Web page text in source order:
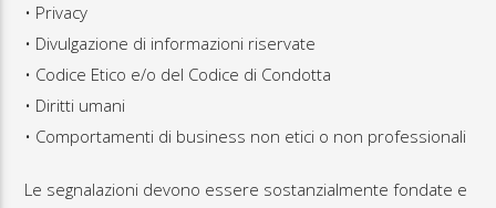
• Privacy
• Divulgazione di informazioni riservate
• Codice Etico e/o del Codice di Condotta
• Diritti umani
• Comportamenti di business non etici o non professionali
Le segnalazioni devono essere sostanzialmente fondate e